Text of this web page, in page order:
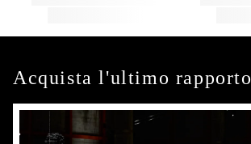
Acquista l'ultimo rapporto